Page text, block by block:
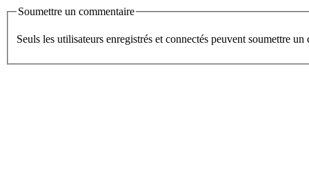
Soumettre un commentaire
Seuls les utilisateurs enregistrés et connectés peuvent soumettre un